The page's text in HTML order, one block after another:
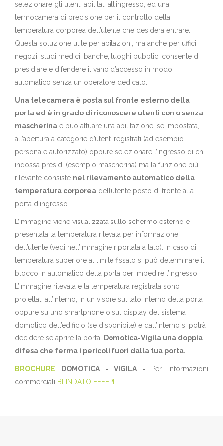
selezionare gli utenti abilitati all’ingresso, ed una
termocamera di precisione per il controllo della
temperatura corporea dell’utente che desidera entrare.
Questa soluzione utile per abitazioni, ma anche per uffici,
negozi, studi medici, banche, luoghi pubblici consente di
presidiare e difendere il vano d’accesso in modo
automatico senza un operatore dedicato.
Una telecamera è posta sul fronte esterno della
porta ed è in grado di riconoscere utenti con o senza
mascherina e può attuare una abilitazione, se impostata,
all’apertura a categorie d’utenti registrati (ad esempio
personale autorizzato) oppure selezionare l’ingresso di chi
indossa presidi (esempio mascherina) ma la funzione più
rilevante consiste nel rilevamento automatico della
temperatura corporea dell’utente posto di fronte alla
porta d’ingresso.
L’immagine viene visualizzata sullo schermo esterno e
presentata la temperatura rilevata per informazione
dell’utente (vedi nell’immagine riportata a lato). In caso di
temperatura superiore al limite fissato si può determinare il
blocco in automatico della porta per impedire l’ingresso.
L’immagine rilevata e la temperatura registrata sono
proiettati all’interno, in un visore sul lato interno della porta
oppure su uno smartphone o sul display del sistema
domotico dell’edificio (se disponibile) e dall’interno si potrà
decidere se aprire la porta.
Domotica-Vigila una doppia
difesa che ferma i pericoli fuori dalla tua porta.
BROCHURE DOMOTICA - VIGILA -
Per informazioni
commerciali BLINDATO EFFEPI